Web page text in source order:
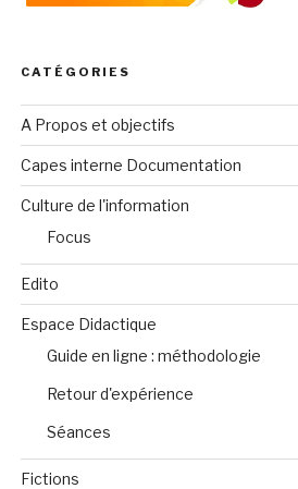
CATÉGORIES
A Propos et objectifs
Capes interne Documentation
Culture de l'information
Focus
Edito
Espace Didactique
Guide en ligne : méthodologie
Retour d'expérience
Séances
Fictions